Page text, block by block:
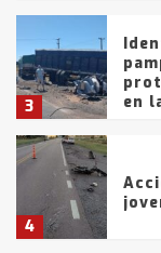
3
en
4